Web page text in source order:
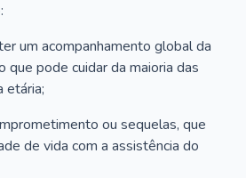
um acompanhamento global da
que pode cuidar da maioria das
etária;
ou sequelas, que
de vida com a assistência do